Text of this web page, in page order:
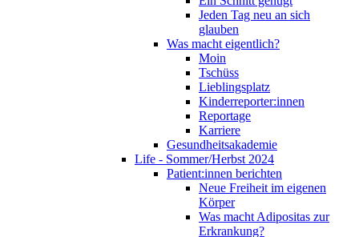
Jeden Tag neu an sich
glauben
Was macht eigentlich?
Moin
Tschüss
Lieblingsplatz
Kinderreporter:innen
Reportage
Karriere
Gesundheitsakademie
Life - Sommer/Herbst 2024
Patient:innen berichten
Neue Freiheit im eigenen
Körper
Was macht Adipositas zur
Erkrankung?